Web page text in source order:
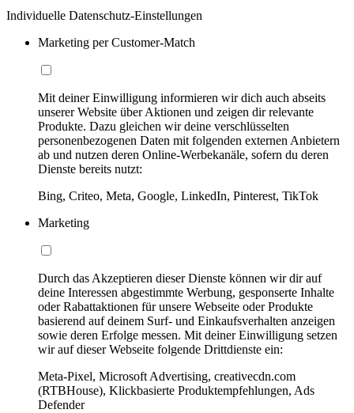
Individuelle Datenschutz-Einstellungen
Marketing per Customer-Match
Mit deiner Einwilligung informieren wir dich auch abseits
unserer Website über Aktionen und zeigen dir relevante
Produkte. Dazu gleichen wir deine verschlüsselten
personenbezogenen Daten mit folgenden externen Anbietern
ab und nutzen deren Online-Werbekanäle, sofern du deren
Dienste bereits nutzt:
Bing, Criteo, Meta, Google, LinkedIn, Pinterest, TikTok
Marketing
Durch das Akzeptieren dieser Dienste können wir dir auf
deine Interessen abgestimmte Werbung, gesponserte Inhalte
oder Rabattaktionen für unsere Webseite oder Produkte
basierend auf deinem Surf- und Einkaufsverhalten anzeigen
sowie deren Erfolge messen. Mit deiner Einwilligung setzen
wir auf dieser Webseite folgende Drittdienste ein:
Meta-Pixel, Microsoft Advertising, creativecdn.com
(RTBHouse), Klickbasierte Produktempfehlungen, Ads
Defender